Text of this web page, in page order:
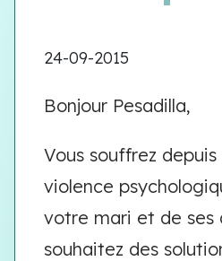
24-09-2015
Bonjour Pesadilla,
Vous souffrez
violence
votre mari et de ses
souhaitez des